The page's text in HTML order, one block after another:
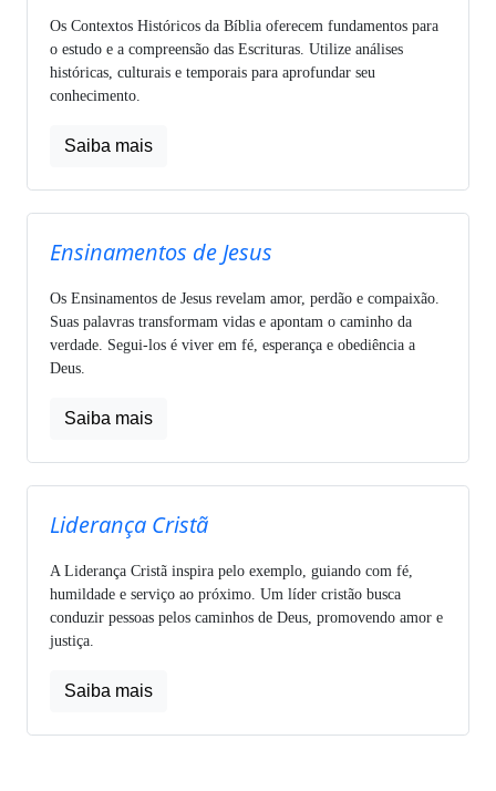
Os Contextos Históricos da Bíblia oferecem fundamentos para
o estudo e a compreensão das Escrituras. Utilize análises
históricas, culturais e temporais para aprofundar seu
conhecimento.
Saiba mais
Ensinamentos de Jesus
Os Ensinamentos de Jesus revelam amor, perdão e compaixão.
Suas palavras transformam vidas e apontam o caminho da
verdade. Segui-los é viver em fé, esperança e obediência a
Deus.
Saiba mais
Liderança Cristã
A Liderança Cristã inspira pelo exemplo, guiando com fé,
humildade e serviço ao próximo. Um líder cristão busca
conduzir pessoas pelos caminhos de Deus, promovendo amor e
justiça.
Saiba mais